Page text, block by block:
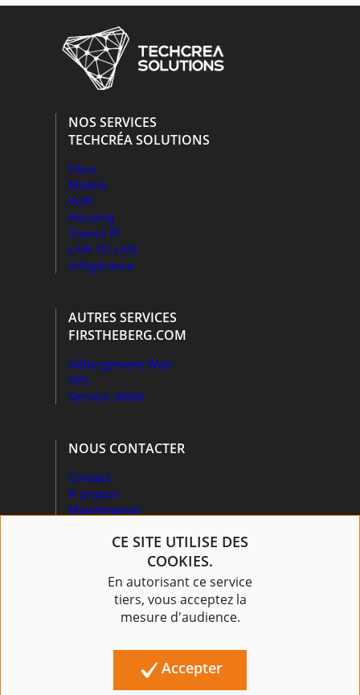
NOS SERVICES
TECHCRÉA SOLUTIONS
Fibre
Mobile
VoIP
Housing
Transit IP
LAN TO LAN
Infogérance
AUTRES SERVICES
FIRSTHEBERG.COM
Hébergement Web
VPS
Serveur dédié
NOUS CONTACTER
Contact
À propos
Maintenance
Mentions légales
CE SITE UTILISE DES
COOKIES.
En autorisant ce service
tiers, vous acceptez la
mesure d'audience.
Accepter